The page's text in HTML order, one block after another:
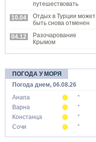
путешествовать
10.04
Отдых в Турции может
быть снова отменен
04.12
Разочарование
Крымом
ПОГОДА У МОРЯ
Погода днем, 06.08.26
Анапа
°
Варна
°
Констанца
°
Сочи
°